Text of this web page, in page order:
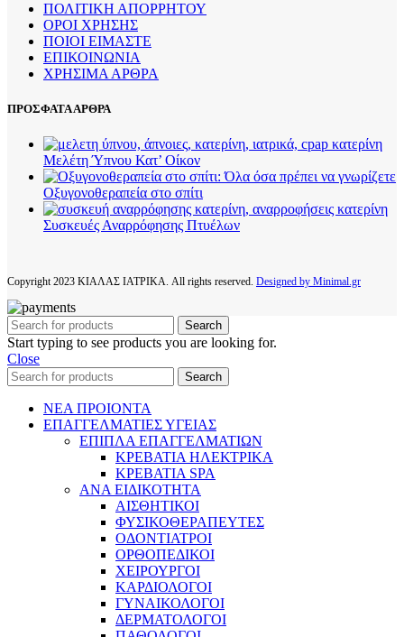
ΠΟΛΙΤΙΚΗ ΑΠΟΡΡΗΤΟΥ
ΟΡΟΙ ΧΡΗΣΗΣ
ΠΟΙΟΙ ΕΙΜΑΣΤΕ
ΕΠΙΚΟΙΝΩΝΙΑ
ΧΡΗΣΙΜΑ ΑΡΘΡΑ
ΠΡΟΣΦΑΤΑ ΑΡΘΡΑ
Μελέτη Ύπνου Κατ’ Οίκον
Οξυγονοθεραπεία στο σπίτι
Συσκευές Αναρρόφησης Πτυέλων
Copyright2023 ΚΙΑΛΑΣ ΙΑΤΡΙΚΑ. All rights reserved. Designed by Minimal.gr
Search
Start typing to see products you are looking for.
Close
Search
ΝΕΑ ΠΡΟΙΟΝΤΑ
ΕΠΑΓΓΕΛΜΑΤΙΕΣ ΥΓΕΙΑΣ
ΕΠΙΠΛΑ ΕΠΑΓΓΕΛΜΑΤΙΩΝ
ΚΡΕΒΑΤΙΑ ΗΛΕΚΤΡΙΚΑ
ΚΡΕΒΑΤΙΑ SPA
ΑΝΑ ΕΙΔΙΚΟΤΗΤΑ
ΑΙΣΘΗΤΙΚΟΙ
ΦΥΣΙΚΟΘΕΡΑΠΕΥΤΕΣ
ΟΔΟΝΤΙΑΤΡΟΙ
ΟΡΘΟΠΕΔΙΚΟΙ
ΧΕΙΡΟΥΡΓΟΙ
ΚΑΡΔΙΟΛΟΓΟΙ
ΓΥΝΑΙΚΟΛΟΓΟΙ
ΔΕΡΜΑΤΟΛΟΓΟΙ